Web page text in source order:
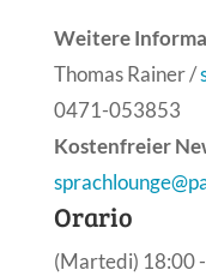
Weitere
Thomas Rainer /
0471-053853
Kostenfreier
Orario
(Martedi) 18:00